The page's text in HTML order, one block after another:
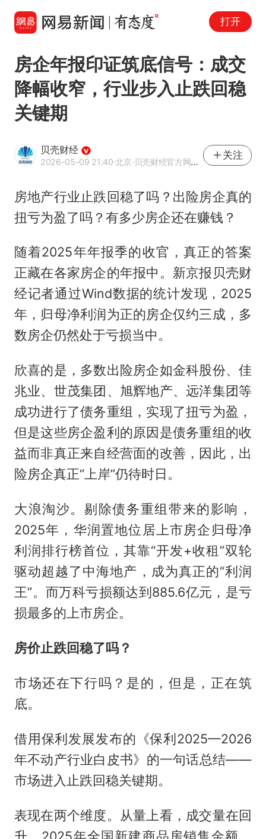
打开
房企年报印证筑底信号：成交
降幅收窄，行业步入止跌回稳
关键期
贝壳财经
2026-05-09 21:40·北京·贝壳财经官方网易号
关注
房地产行业止跌回稳了吗？出险房企真的
扭亏为盈了吗？有多少房企还在赚钱？
随着2025年年报季的收官，真正的答案
正藏在各家房企的年报中。新京报贝壳财
经记者通过Wind数据的统计发现，2025
年，归母净利润为正的房企仅约三成，多
数房企仍然处于亏损当中。
欣喜的是，多数出险房企如金科股份、佳
兆业、世茂集团、旭辉地产、远洋集团等
成功进行了债务重组，实现了扭亏为盈，
但是这些房企盈利的原因是债务重组的收
益而非真正来自经营面的改善，因此，出
险房企真正“上岸”仍待时日。
大浪淘沙。剔除债务重组带来的影响，
2025年，华润置地位居上市房企归母净
利润排行榜首位，其靠“开发+收租”双轮
驱动超越了中海地产，成为真正的“利润
王”。而万科亏损额达到885.6亿元，是亏
损最多的上市房企。
房价止跌回稳了吗？
市场还在下行吗？是的，但是，正在筑
底。
借用保利发展发布的《保利2025—2026
年不动产行业白皮书》的一句话总结——
市场进入止跌回稳关键期。
表现在两个维度。从量上看，成交量在回
升。2025年全国新建商品房销售金额、